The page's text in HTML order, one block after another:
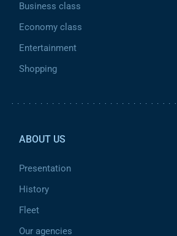
Business class
Economy class
Entertainment
Shopping
ABOUT US
Presentation
History
Fleet
Our agencies